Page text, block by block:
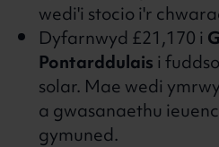
wedi'i stocio i'r
Dyfarnwyd £21,170 i
Pontarddulaisi
solar. Mae wedi
a gwasanaethu
gymuned.